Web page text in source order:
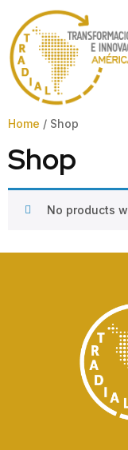
Home / Shop
Shop
No products